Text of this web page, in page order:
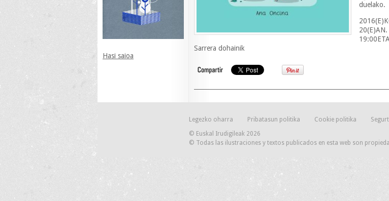
Hasi saioa
duelako.
20(E)AN.
Sarrera dohainik
Legezko oharra Pribatasun politika Cookie politika
© Euskal Irudigileak 2026
© Todas las ilustraciones y textos publicados en esta web son